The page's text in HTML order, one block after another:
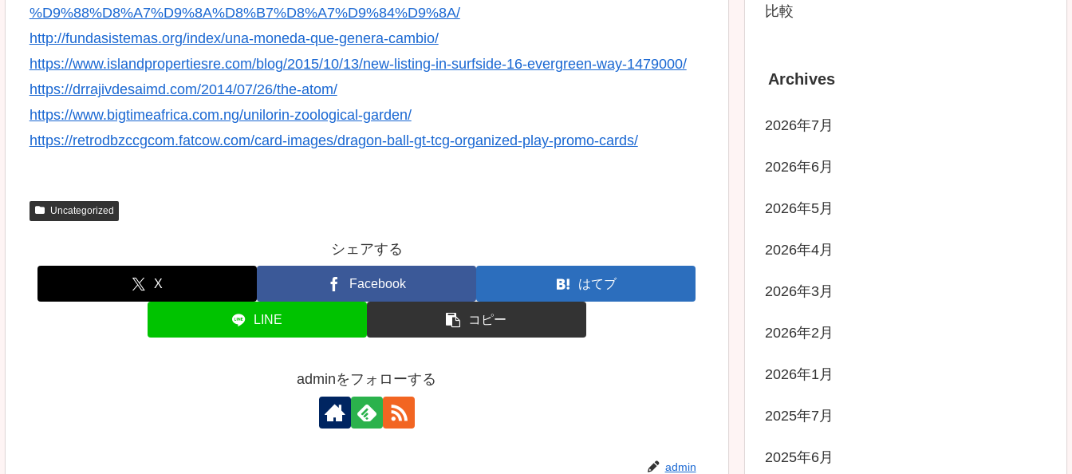
%D9%88%D8%A7%D9%8A%D8%B7%D8%A7%D9%84%D9%8A/
http://fundasistemas.org/index/una-moneda-que-genera-cambio/
https://www.islandpropertiesre.com/blog/2015/10/13/new-listing-in-surfside-16-evergreen-way-1479000/
https://drrajivdesaimd.com/2014/07/26/the-atom/
https://www.bigtimeafrica.com.ng/unilorin-zoological-garden/
https://retrodbzccgcom.fatcow.com/card-images/dragon-ball-gt-tcg-organized-play-promo-cards/
Uncategorized
シェアする
X Facebook はてブ
LINE コピー
adminをフォローする
admin
比較
Archives
2026年7月
2026年6月
2026年5月
2026年4月
2026年3月
2026年2月
2026年1月
2025年7月
2025年6月